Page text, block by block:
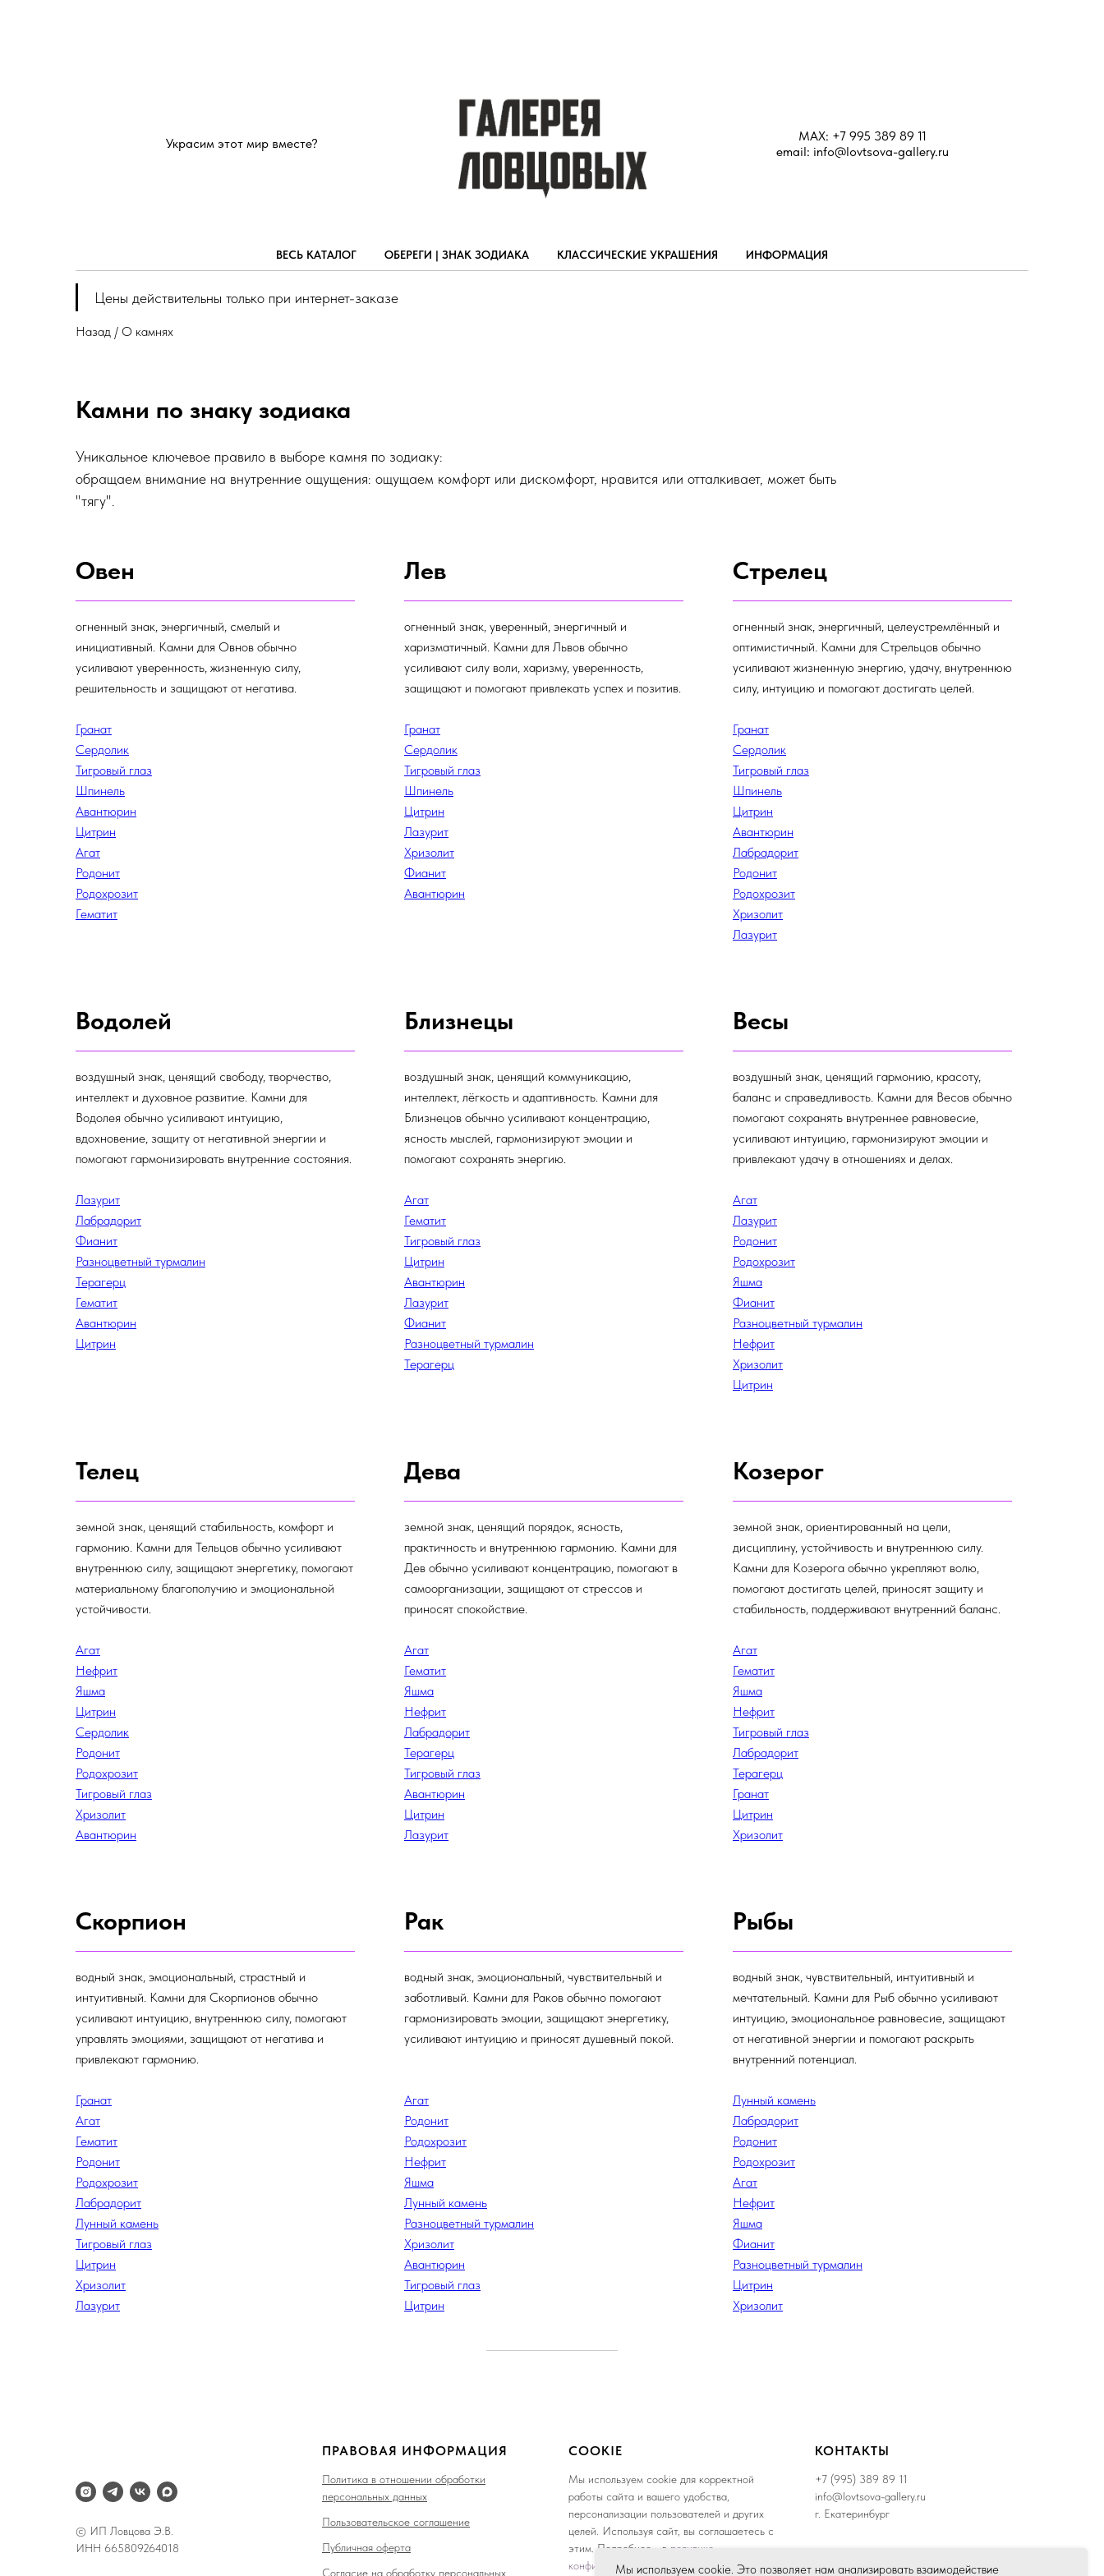
Украсим этот мир вместе?
MAX: +7 995 389 89 11
email: info@lovtsova-gallery.ru
ВЕСЬ КАТАЛОГ ОБЕРЕГИ | ЗНАК ЗОДИАКА КЛАССИЧЕСКИЕ УКРАШЕНИЯ ИНФОРМАЦИЯ
Цены действительны только при интернет-заказе
Мы используем cookie. Это позволяет нам анализировать взаимодействие
Назад / О камнях
Камни по знаку зодиака
Уникальное ключевое правило в выборе камня по зодиаку:
обращаем внимание на внутренние ощущения: ощущаем комфорт или дискомфорт, нравится или отталкивает, может быть
"тягу".
Овен
огненный знак, энергичный, смелый и
инициативный. Камни для Овнов обычно
усиливают уверенность, жизненную силу,
решительность и защищают от негатива.
Гранат
Сердолик
Тигровый глаз
Шпинель
Авантюрин
Цитрин
Агат
Родонит
Родохрозит
Гематит
Лев
огненный знак, уверенный, энергичный и
харизматичный. Камни для Львов обычно
усиливают силу воли, харизму, уверенность,
защищают и помогают привлекать успех и позитив.
Гранат
Сердолик
Тигровый глаз
Шпинель
Цитрин
Лазурит
Хризолит
Фианит
Авантюрин
Стрелец
огненный знак, энергичный, целеустремлённый и
оптимистичный. Камни для Стрельцов обычно
усиливают жизненную энергию, удачу, внутреннюю
силу, интуицию и помогают достигать целей.
Гранат
Сердолик
Тигровый глаз
Шпинель
Цитрин
Авантюрин
Лабрадорит
Родонит
Родохрозит
Хризолит
Лазурит
Водолей
воздушный знак, ценящий свободу, творчество,
интеллект и духовное развитие. Камни для
Водолея обычно усиливают интуицию,
вдохновение, защиту от негативной энергии и
помогают гармонизировать внутренние состояния.
Лазурит
Лабрадорит
Фианит
Разноцветный турмалин
Терагерц
Гематит
Авантюрин
Цитрин
Близнецы
воздушный знак, ценящий коммуникацию,
интеллект, лёгкость и адаптивность. Камни для
Близнецов обычно усиливают концентрацию,
ясность мыслей, гармонизируют эмоции и
помогают сохранять энергию.
Агат
Гематит
Тигровый глаз
Цитрин
Авантюрин
Лазурит
Фианит
Разноцветный турмалин
Терагерц
Весы
воздушный знак, ценящий гармонию, красоту,
баланс и справедливость. Камни для Весов обычно
помогают сохранять внутреннее равновесие,
усиливают интуицию, гармонизируют эмоции и
привлекают удачу в отношениях и делах.
Агат
Лазурит
Родонит
Родохрозит
Яшма
Фианит
Разноцветный турмалин
Нефрит
Хризолит
Цитрин
Телец
земной знак, ценящий стабильность, комфорт и
гармонию. Камни для Тельцов обычно усиливают
внутреннюю силу, защищают энергетику, помогают
материальному благополучию и эмоциональной
устойчивости.
Агат
Нефрит
Яшма
Цитрин
Сердолик
Родонит
Родохрозит
Тигровый глаз
Хризолит
Авантюрин
Дева
земной знак, ценящий порядок, ясность,
практичность и внутреннюю гармонию. Камни для
Дев обычно усиливают концентрацию, помогают в
самоорганизации, защищают от стрессов и
приносят спокойствие.
Агат
Гематит
Яшма
Нефрит
Лабрадорит
Терагерц
Тигровый глаз
Авантюрин
Цитрин
Лазурит
Козерог
земной знак, ориентированный на цели,
дисциплину, устойчивость и внутреннюю силу.
Камни для Козерога обычно укрепляют волю,
помогают достигать целей, приносят защиту и
стабильность, поддерживают внутренний баланс.
Агат
Гематит
Яшма
Нефрит
Тигровый глаз
Лабрадорит
Терагерц
Гранат
Цитрин
Хризолит
Скорпион
водный знак, эмоциональный, страстный и
интуитивный. Камни для Скорпионов обычно
усиливают интуицию, внутреннюю силу, помогают
управлять эмоциями, защищают от негатива и
привлекают гармонию.
Гранат
Агат
Гематит
Родонит
Родохрозит
Лабрадорит
Лунный камень
Тигровый глаз
Цитрин
Хризолит
Лазурит
Рак
водный знак, эмоциональный, чувствительный и
заботливый. Камни для Раков обычно помогают
гармонизировать эмоции, защищают энергетику,
усиливают интуицию и приносят душевный покой.
Агат
Родонит
Родохрозит
Нефрит
Яшма
Лунный камень
Разноцветный турмалин
Хризолит
Авантюрин
Тигровый глаз
Цитрин
Рыбы
водный знак, чувствительный, интуитивный и
мечтательный. Камни для Рыб обычно усиливают
интуицию, эмоциональное равновесие, защищают
от негативной энергии и помогают раскрыть
внутренний потенциал.
Лунный камень
Лабрадорит
Родонит
Родохрозит
Агат
Нефрит
Яшма
Фианит
Разноцветный турмалин
Цитрин
Хризолит
ПРАВОВАЯ ИНФОРМАЦИЯ
Политика в отношении обработки
персональных данных
Пользовательское соглашение
Публичная оферта
Согласие на обработку персональных
COOKIE
Мы используем cookie для корректной
работы сайта и вашего удобства,
персонализации пользователей и других
целей. Используя сайт, вы соглашаетесь с
этим. Подробнее - в политике
конфиденциальности
КОНТАКТЫ
+7 (995) 389 89 11
info@lovtsova-gallery.ru
г. Екатеринбург